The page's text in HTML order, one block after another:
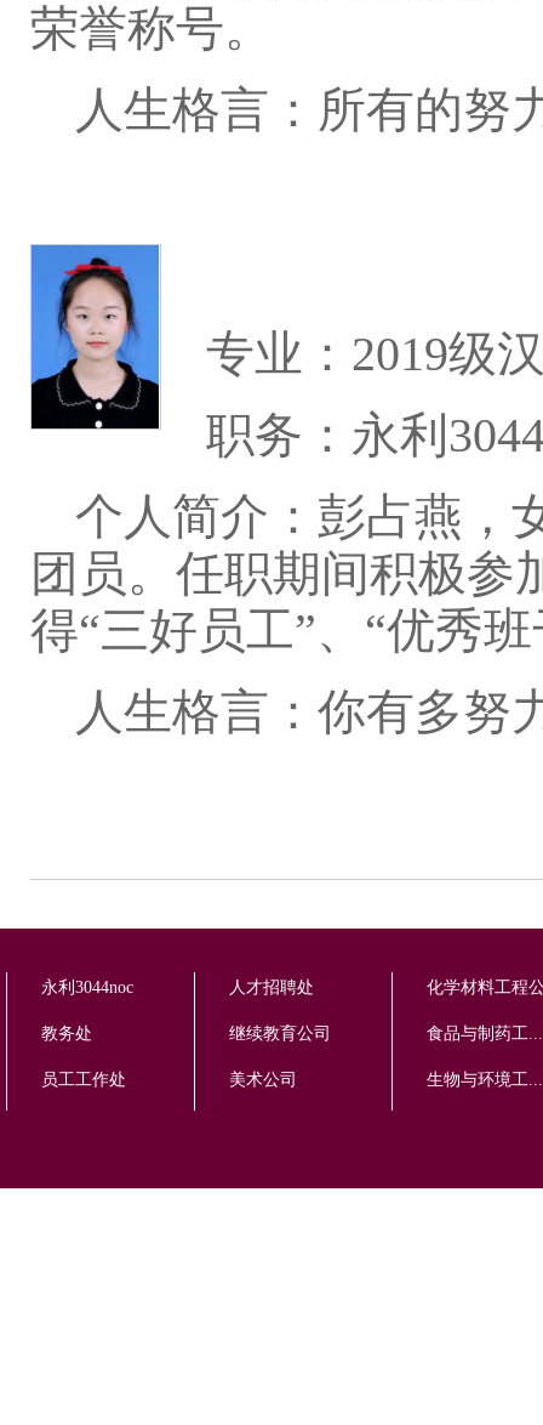
荣誉称号。
人生格言：所有的努
专业：2019级
职务：永利
个人简介：彭占燕，
团员。任职期间积极参
得“三好员工”、“优秀
人生格言：你有多努
永利3044noc
教务处
员工工作处
人才招聘处
继续教育公司
美术公司
化学材料工程
食品与制药工...
生物与环境工...